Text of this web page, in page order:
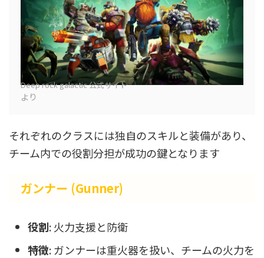
Deep rock galactic 公式サイト
より
それぞれのクラスには独自のスキルと装備があり、
チーム内での役割分担が成功の鍵となります
ガンナー (Gunner)
役割: 火力支援と防衛
特徴: ガンナーは重火器を扱い、チームの火力を